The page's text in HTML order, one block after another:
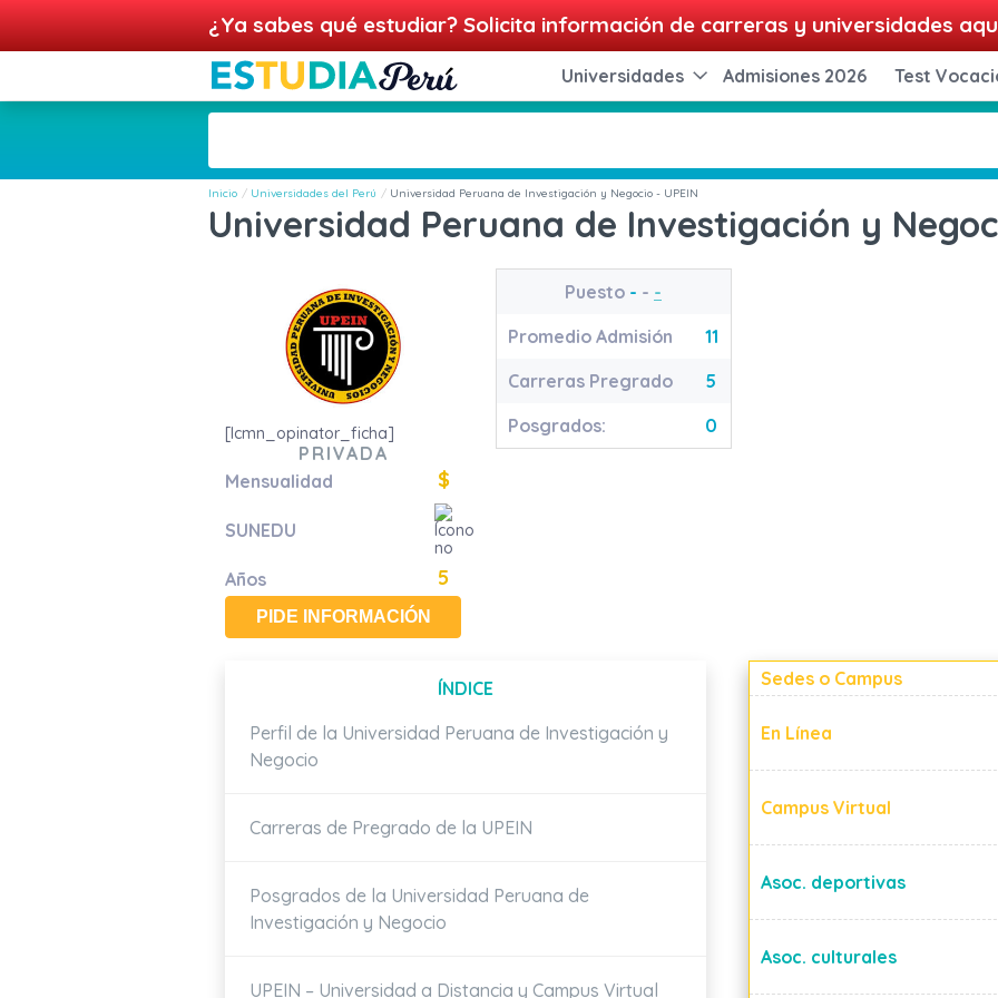
¿Ya sabes qué estudiar? Solicita información de carreras y universidades
Universidades Admisiones 2026 Test
Inicio Universidades del Perú Universidad Peruana de Investigación y Negocio - UPEIN
Universidad Peruana de Investigación y
[lcmn_opinator_ficha]
PRIVADA
Mensualidad
$
SUNEDU
Años 5
PIDE INFORMACIÓN
Puesto - - -
Promedio Admisión
11
Carreras Pregrado
5
Posgrados:
0
ÍNDICE
Perfil de la Universidad Peruana de Investigación y
Negocio
Carreras de Pregrado de la UPEIN
Posgrados de la Universidad Peruana de
Investigación y Negocio
UPEIN – Universidad a Distancia y Campus Virtual
Sedes o Campus
En Línea
Campus Virtual
Asoc. deportivas
Asoc. culturales